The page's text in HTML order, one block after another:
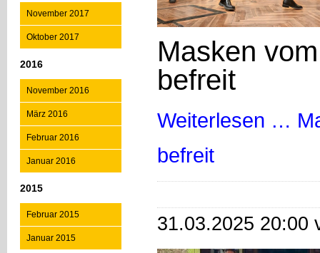
November 2017
Oktober 2017
2016
November 2016
März 2016
Februar 2016
Januar 2016
2015
Februar 2015
Januar 2015
Masken
befreit
Weiterlesen …
befreit
31.03.2025 20:00